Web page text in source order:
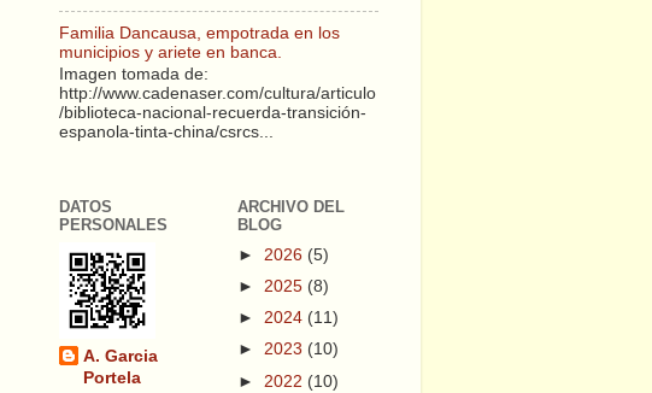
Familia Dancausa, empotrada en los
municipios y ariete en banca.
Imagen tomada de:
http://www.cadenaser.com/cultura/articulo
/biblioteca-nacional-recuerda-transición-
espanola-tinta-china/csrcs...
DATOS
PERSONALES
A. Garcia
Portela
ARCHIVO DEL
BLOG
► 2026 (5)
► 2025 (8)
► 2024 (11)
► 2023 (10)
► 2022 (10)